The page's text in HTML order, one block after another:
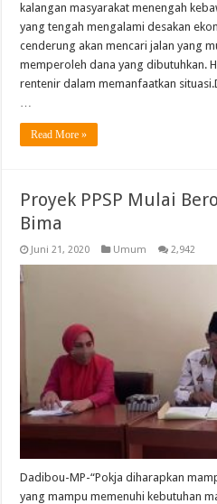
kalangan masyarakat menengah
yang tengah mengalami desakan
cenderung akan mencari jalan yang
memperoleh dana yang dibutuhkan.
rentenir dalam memanfaatkan
…
Read More »
Proyek PPSP Mulai
Bima
Juni 21, 2020 Umum 2,942
Dadibou-MP-“Pokja diharapkan
yang mampu memenuhi kebutuhan